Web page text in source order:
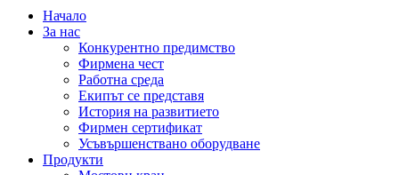
Начало
За нас
Конкурентно предимство
Фирмена чест
Работна среда
Екипът се представя
История на развитието
Фирмен сертификат
Усъвършенствано оборудване
Продукти